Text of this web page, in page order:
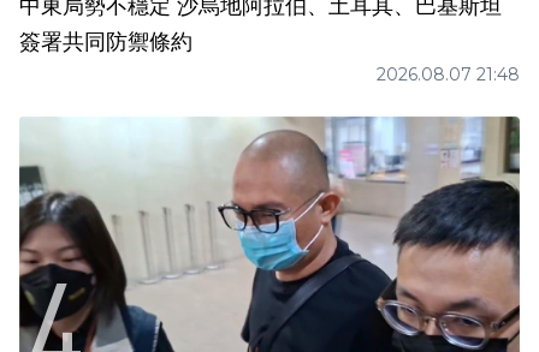
中東局勢不穩定 沙烏地阿拉伯、土耳其、巴基斯坦
簽署共同防禦條約
2026.08.07 21:48